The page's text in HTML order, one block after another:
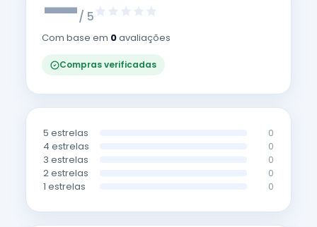
/ 5
Com base em 0avaliações
Compras verificadas
5 estrelas 0
4 estrelas 0
3 estrelas 0
2 estrelas 0
1 estrelas 0